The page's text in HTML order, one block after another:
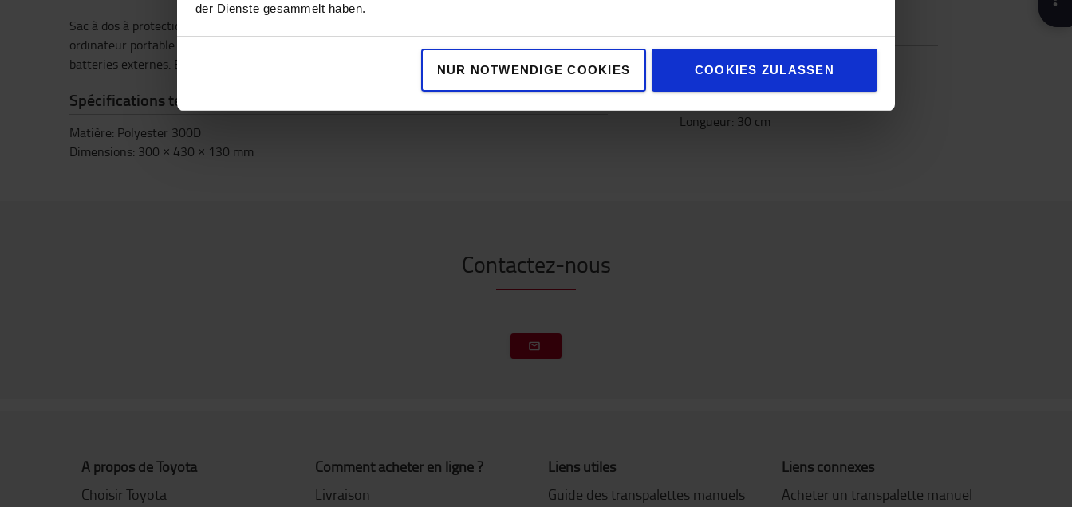
der Dienste gesammelt haben.
NUR NOTWENDIGE COOKIES COOKIES ZULASSEN
Sac à dos à protection RFID avec plusieurs compartiments zippés, compartiment rembourré pour
ordinateur portable (15 pouces), dos et bandoulière rembourrés. Avec port USB intégré pour les
batteries externes. Broderie TMH sur le devant
Spécifications techniques
Matière: Polyester 300D
Dimensions: 300 × 430 × 130 mm
Spécifications
Couleur:Grey
Longueur: 30 cm
Contactez-nous
A propos de Toyota
Choisir Toyota
Comment acheter en ligne ?
Livraison
Liens utiles
Guide des transpalettes manuels
Liens connexes
Acheter un transpalette manuel